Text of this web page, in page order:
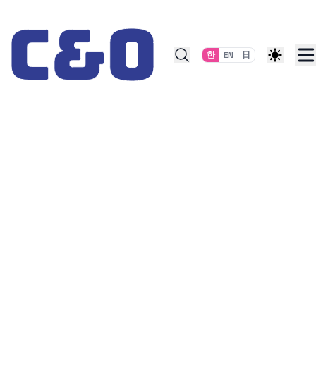
한 EN 日